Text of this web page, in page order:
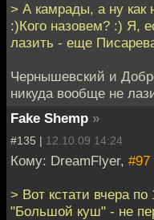
> А камрады, а ну как
:)Кого назовем? :) Я,
лазить - еще
Чернышевский и
никуда вообще не
Fake Shemp »
#135 | 12.10.09 14:24
Кому: DreamFlyer, #97
> Вот кстати вчера
"Большой куш" - не